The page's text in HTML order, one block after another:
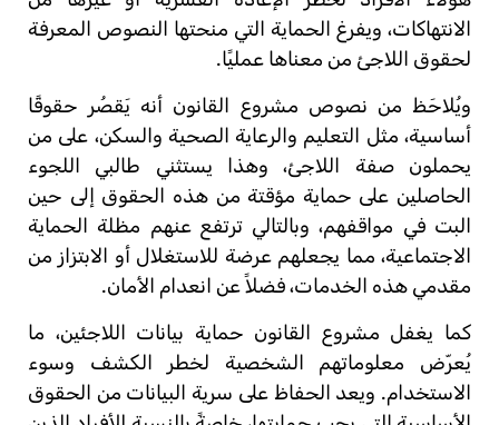
الانتهاكات، ويفرغ الحماية التي منحتها النصوص المعرفة
لحقوق اللاجئ من معناها عمليًا.
ويُلاحَظ من نصوص مشروع القانون أنه يَقصُر حقوقًا
أساسية، مثل التعليم والرعاية الصحية والسكن، على من
يحملون صفة اللاجئ، وهذا يستثني طالبي اللجوء
الحاصلين على حماية مؤقتة من هذه الحقوق إلى حين
البت في مواقفهم، وبالتالي ترتفع عنهم مظلة الحماية
الاجتماعية، مما يجعلهم عرضة للاستغلال أو الابتزاز من
مقدمي هذه الخدمات، فضلاً عن انعدام الأمان.
كما يغفل مشروع القانون حماية بيانات اللاجئين، ما
يُعرّض معلوماتهم الشخصية لخطر الكشف وسوء
الاستخدام. ويعد الحفاظ على سرية البيانات من الحقوق